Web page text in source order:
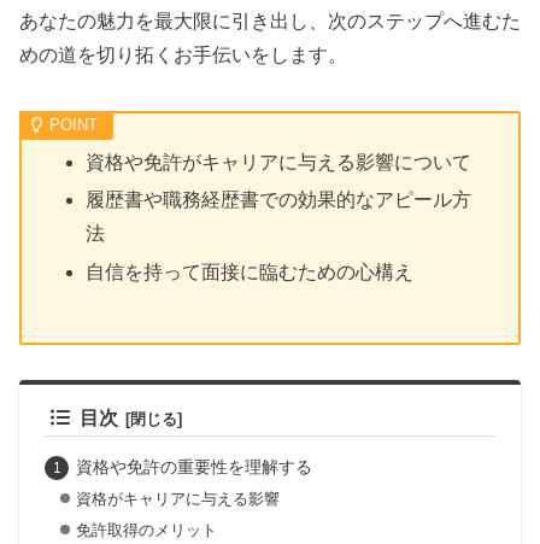
あなたの魅力を最大限に引き出し、次のステップへ進むた
めの道を切り拓くお手伝いをします。
資格や免許がキャリアに与える影響について
履歴書や職務経歴書での効果的なアピール方
法
自信を持って面接に臨むための心構え
目次
資格や免許の重要性を理解する
資格がキャリアに与える影響
免許取得のメリット